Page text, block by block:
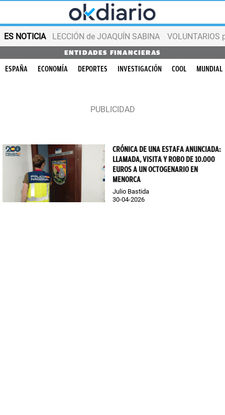
ES NOTICIA LECCIÓN de JOAQUÍN SABINA VOLUNTARIOS
ENTIDADES FINANCIERAS
ESPAÑA ECONOMÍA DEPORTES INVESTIGACIÓN COOL MUNDIAL
CRÓNICA DE UNA ESTAFA ANUNCIADA:
LLAMADA, VISITA Y ROBO DE 10.000
EUROS A UN OCTOGENARIO EN
MENORCA
Julio Bastida
30-04-2026